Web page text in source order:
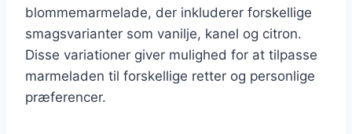
blommemarmelade, der inkluderer forskellige
smagsvarianter som vanilje, kanel og citron.
Disse variationer giver mulighed for at tilpasse
marmeladen til forskellige retter og personlige
præferencer.